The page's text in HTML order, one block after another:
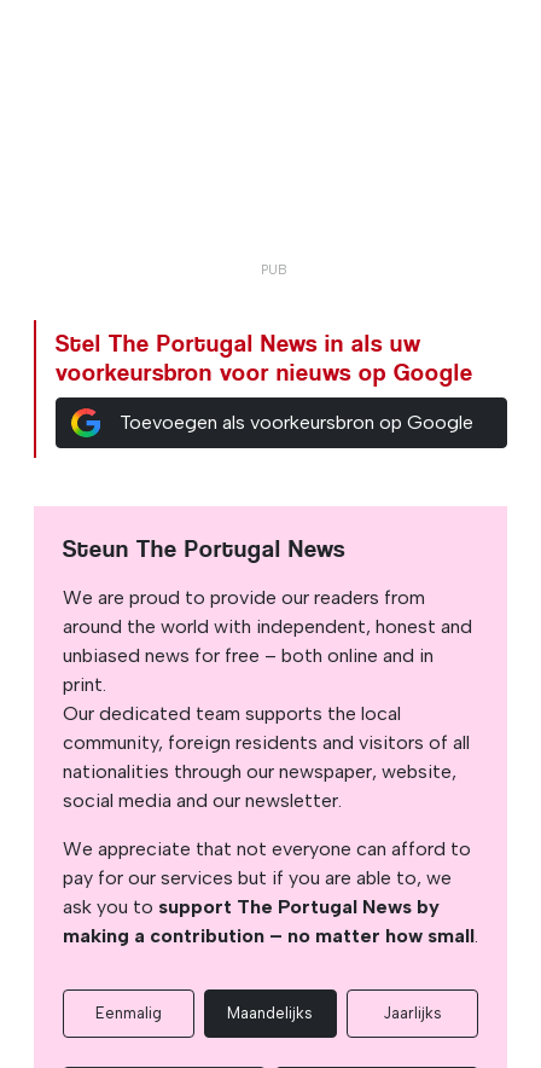
Stel The Portugal News in als uw
voorkeursbron voor nieuws op Google
Toevoegen als voorkeursbron op Google
Steun The Portugal News
We are proud to provide our readers from
around the world with independent, honest and
unbiased news for free – both online and in
print.
Our dedicated team supports the local
community, foreign residents and visitors of all
nationalities through our newspaper, website,
social media and our newsletter.
We appreciate that not everyone can afford to
pay for our services but if you are able to, we
ask you to support The Portugal News by
making a contribution – no matter how small.
Eenmalig Maandelijks Jaarlijks